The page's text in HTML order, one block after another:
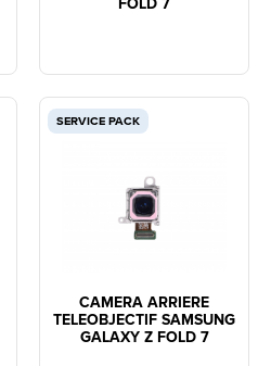
SERVICE PACK
CAMERA ARRIERE
TELEOBJECTIF SAMSUNG
GALAXY Z FOLD 7